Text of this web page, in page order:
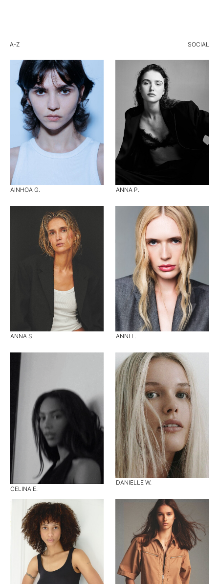
A-Z SOCIAL
AINHOA G. ANNA P.
ANNA S. ANNI L.
CELINA E.
DANIELLE W.